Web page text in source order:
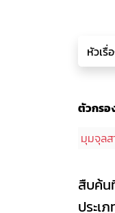
ตัวกรอ
มุมจุลส
สืบค้น
ประเ